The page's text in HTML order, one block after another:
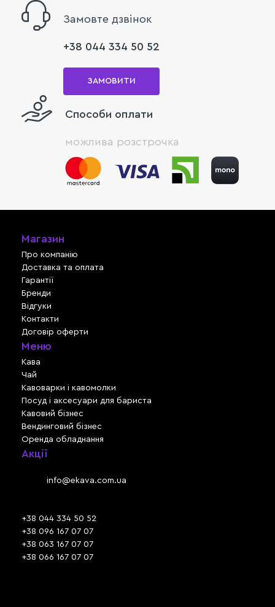
Замовте дзвінок
+38 044 334 50 52
ЗАМОВИТИ
Способи оплати
можлива розстрочка
Магазин
Про компанію
Доставка та оплата
Гарантії
Бренди
Відгуки
Контакти
Договір оферти
Меню
Кава
Чай
Кавоварки і кавомолки
Посуд і аксесуари для бариста
Кавовий бізнес
Вендинговий бізнес
Оренда обладнання
Акції
info@ekava.com.ua
+38 044 334 50 52
+38 096 167 07 07
+38 063 167 07 07
+38 066 167 07 07